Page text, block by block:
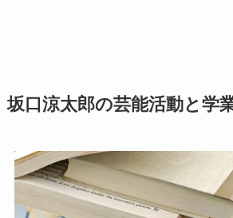
坂口涼太郎の芸能活動と学